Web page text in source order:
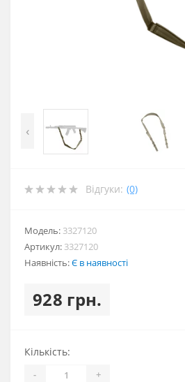
‹
Відгуки: (0)
Модель: 3327120
Артикул: 3327120
Наявність:Є в наявності
928 грн.
Кількість:
- +